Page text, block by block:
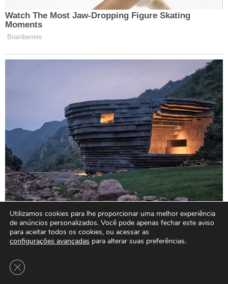
Utilizamos cookies para lhe proporcionar uma melhor experiência
de anúncios personalizados. Você pode apenas fechar este aviso
para aceitar todos os cookies, ou acessar as
configurações avançadas para alterar suas preferências.
Close GDPR Cookie Banner